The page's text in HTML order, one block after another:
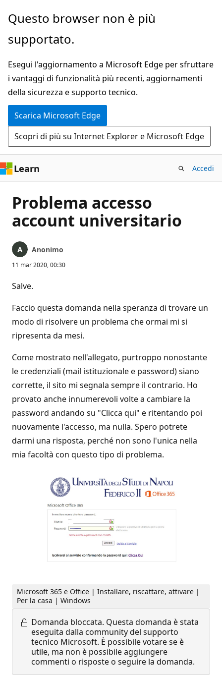
Ignora
passa
contenuto
principale
Questo browser non è più
supportato.
Esegui l'aggiornamento a Microsoft Edge per sfruttare
i vantaggi di funzionalità più recenti, aggiornamenti
della sicurezza e supporto tecnico.
Scarica Microsoft Edge
Scopri di più su Internet Explorer e Microsoft Edge
Learn Accedi
Problema accesso
account universitario
Anonimo
11 mar 2020, 00:30
Salve.
Faccio questa domanda nella speranza di trovare un
modo di risolvere un problema che ormai mi si
ripresenta da mesi.
Come mostrato nell'allegato, purtroppo nonostante
le credenziali (mail istituzionale e password) siano
corrette, il sito mi segnala sempre il contrario. Ho
provato anche innumerevoli volte a cambiare la
password andando su "Clicca qui" e ritentando poi
nuovamente l'accesso, ma nulla. Spero potrete
darmi una risposta, perché non sono l'unica nella
mia facoltà con questo tipo di problema.
Microsoft 365 e Office | Installare, riscattare, attivare |
Per la casa | Windows
Domanda bloccata. Questa domanda è stata
eseguita dalla community del supporto
tecnico Microsoft. È possibile votare se è
utile, ma non è possibile aggiungere
commenti o risposte o seguire la domanda.